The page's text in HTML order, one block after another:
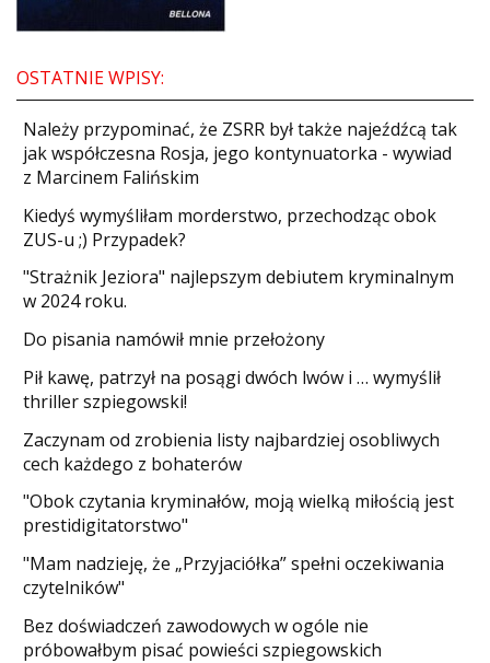
OSTATNIE WPISY:
Należy przypominać, że ZSRR był także najeźdźcą tak
jak współczesna Rosja, jego kontynuatorka - wywiad
z Marcinem Falińskim
Kiedyś wymyśliłam morderstwo, przechodząc obok
ZUS-u ;) Przypadek?
"Strażnik Jeziora" najlepszym debiutem kryminalnym
w 2024 roku.
Do pisania namówił mnie przełożony
​Pił kawę, patrzył na posągi dwóch lwów i … wymyślił
thriller szpiegowski!
Zaczynam od zrobienia listy najbardziej osobliwych
cech każdego z bohaterów
"Obok czytania kryminałów, moją wielką miłością jest
prestidigitatorstwo"
"Mam nadzieję, że „Przyjaciółka” spełni oczekiwania
czytelników"
Bez doświadczeń zawodowych w ogóle nie
próbowałbym pisać powieści szpiegowskich